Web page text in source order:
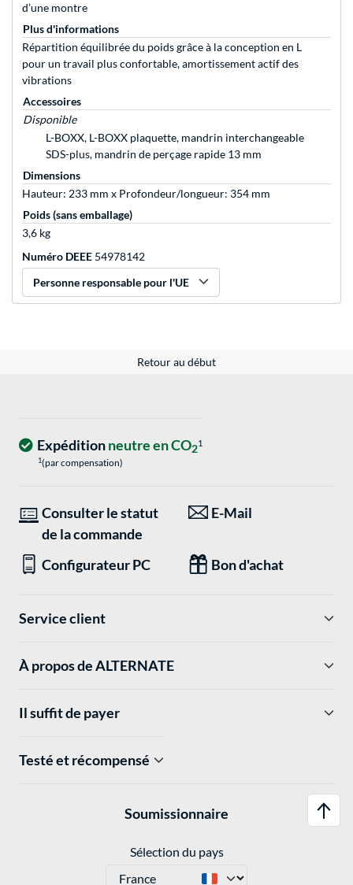
d’une montre
Plus d'informations
Répartition équilibrée du poids grâce à la conception en L
pour un travail plus confortable, amortissement actif des
vibrations
Accessoires
Disponible
L-BOXX, L-BOXX plaquette, mandrin interchangeable
SDS-plus, mandrin de perçage rapide 13 mm
Dimensions
Hauteur: 233 mm x Profondeur/longueur: 354 mm
Poids (sans emballage)
3,6 kg
Numéro DEEE 54978142
Personne responsable pour l'UE
Retour au début
Expéditionneutre en CO21
1(par compensation)
Consulter le statut
de la commande
E-Mail
Configurateur PC Bon d'achat
Service client
À propos de ALTERNATE
Il suffit de payer
Testé et récompensé
Soumissionnaire
Sélection du pays